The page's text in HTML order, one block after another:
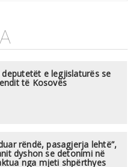
e legjislaturës se
të Kosovës
rëndë, pasagjerja lehtë”,
dyshon se detonimi në
nga mjeti shpërthyes